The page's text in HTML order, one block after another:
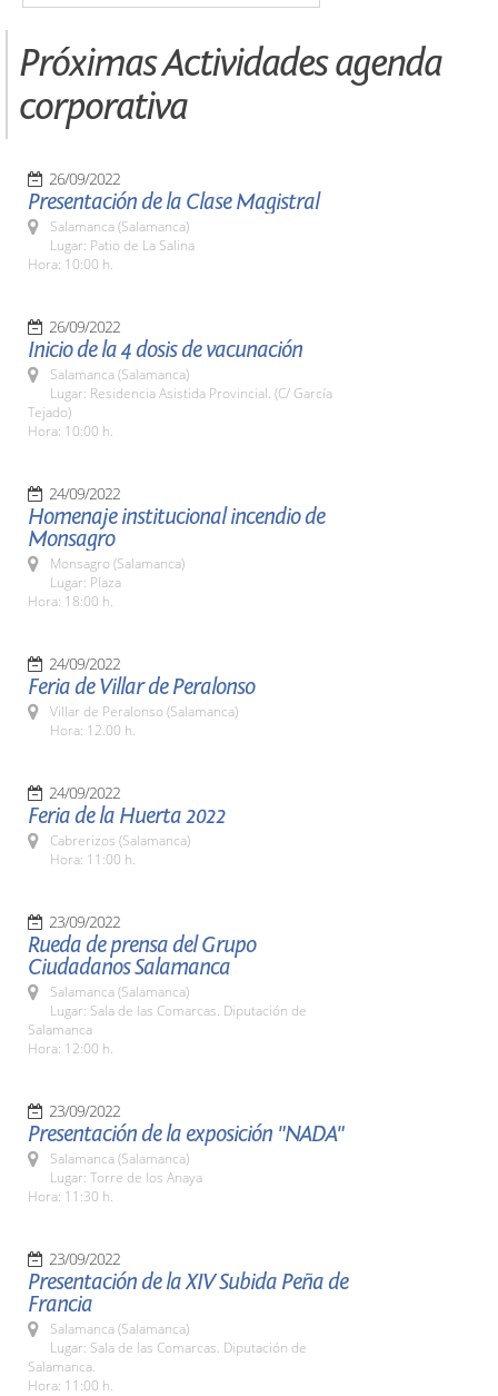
Próximas Actividades agenda
corporativa
26/09/2022
Presentación de la Clase Magistral
Salamanca (Salamanca)
Lugar: Patio de La Salina
Hora: 10:00 h.
26/09/2022
Inicio de la 4 dosis de vacunación
Salamanca (Salamanca)
Lugar: Residencia Asistida Provincial. (C/ García
Tejado)
Hora: 10:00 h.
24/09/2022
Homenaje institucional incendio de
Monsagro
Monsagro (Salamanca)
Lugar: Plaza
Hora: 18:00 h.
24/09/2022
Feria de Villar de Peralonso
Villar de Peralonso (Salamanca)
Hora: 12.00 h.
24/09/2022
Feria de la Huerta 2022
Cabrerizos (Salamanca)
Hora: 11:00 h.
23/09/2022
Rueda de prensa del Grupo
Ciudadanos Salamanca
Salamanca (Salamanca)
Lugar: Sala de las Comarcas. Diputación de
Salamanca
Hora: 12:00 h.
23/09/2022
Presentación de la exposición "NADA"
Salamanca (Salamanca)
Lugar: Torre de los Anaya
Hora: 11:30 h.
23/09/2022
Presentación de la XIV Subida Peña de
Francia
Salamanca (Salamanca)
Lugar: Sala de las Comarcas. Diputación de
Salamanca.
Hora: 11:00 h.